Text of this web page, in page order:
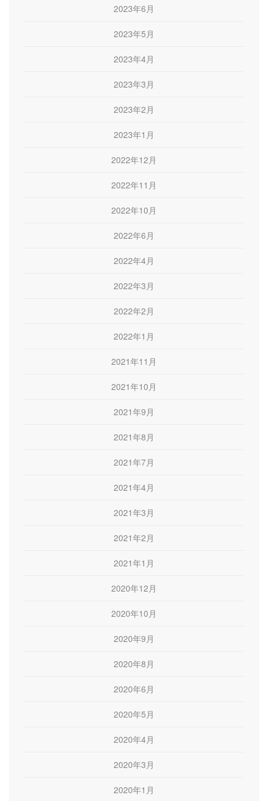
2023年6月
2023年5月
2023年4月
2023年3月
2023年2月
2023年1月
2022年12月
2022年11月
2022年10月
2022年6月
2022年4月
2022年3月
2022年2月
2022年1月
2021年11月
2021年10月
2021年9月
2021年8月
2021年7月
2021年4月
2021年3月
2021年2月
2021年1月
2020年12月
2020年10月
2020年9月
2020年8月
2020年6月
2020年5月
2020年4月
2020年3月
2020年1月